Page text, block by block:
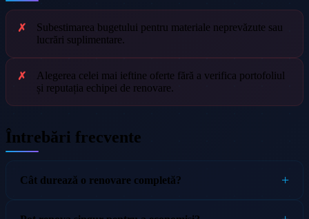
Subestimarea bugetului pentru materiale neprevăzute sau
lucrări suplimentare.
Alegerea celei mai ieftine oferte fără a verifica portofoliul
și reputația echipei de renovare.
Întrebări frecvente
Cât durează o renovare completă?